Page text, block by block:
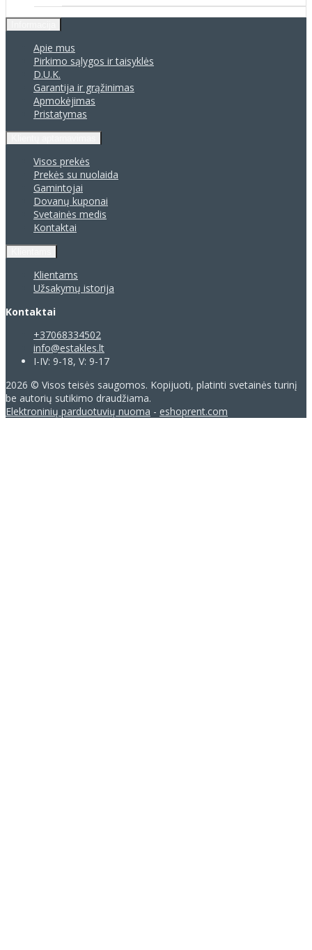
Apie mus
Pirkimo sąlygos ir taisyklės
D.U.K.
Garantija ir grąžinimas
Apmokėjimas
Pristatymas
Visos prekės
Prekės su nuolaida
Gamintojai
Dovanų kuponai
Svetainės medis
Kontaktai
Klientams
Užsakymų istorija
Kontaktai
+37068334502
info@estakles.lt
I-IV: 9-18, V: 9-17
2026 © Visos teisės saugomos. Kopijuoti, platinti svetainės turinį
be autorių sutikimo draudžiama.
Elektroninių parduotuvių nuoma - eshoprent.com